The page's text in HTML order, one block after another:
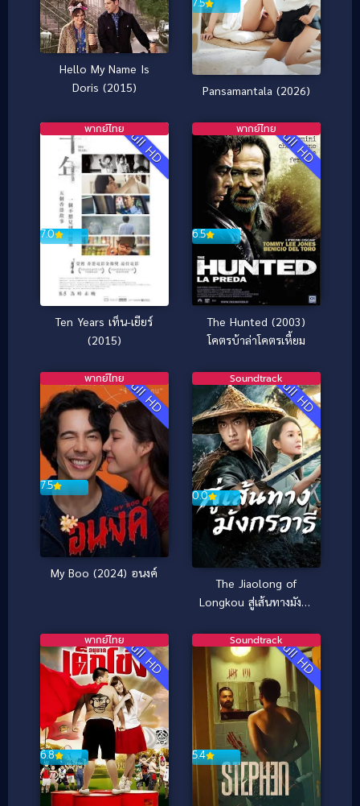
Hello My Name Is
Doris (2015)
Pansamantala (2026)
Full HD
7.0
พากย์ไทย
Ten Years เท็น-เยียร์
(2015)
Full HD
6.5
พากย์ไทย
The Hunted (2003)
โคตรบ้าล่าโคตรเหี้ยม
Full HD
7.5
พากย์ไทย
My Boo (2024) อนงค์
Full HD
0.0
Soundtrack
The Jiaolong of
Longkou สู่เส้นทางมังกร
Full HD
6.8
พากย์ไทย Full HD
5.4
Soundtrack